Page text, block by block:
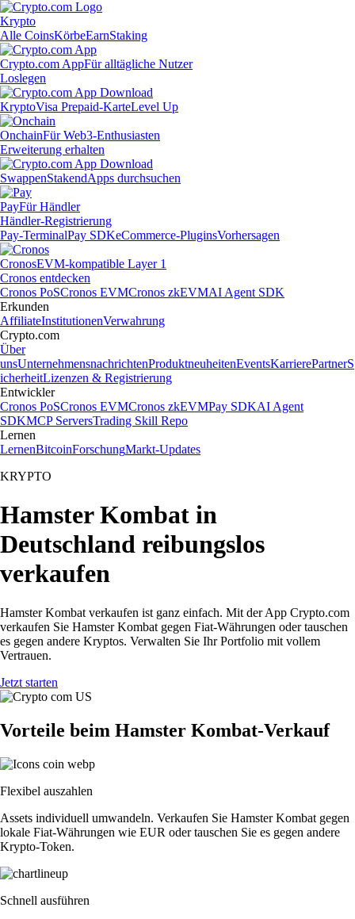
Krypto
Alle CoinsKörbeEarnStaking
Crypto.com AppFür alltägliche Nutzer
Loslegen
KryptoVisa Prepaid-KarteLevel Up
OnchainFür Web3-Enthusiasten
Erweiterung erhalten
SwappenStakendApps durchsuchen
PayFür Händler
Händler-Registrierung
Pay-TerminalPay SDKeCommerce-PluginsVorhersagen
CronosEVM-kompatible Layer 1
Cronos entdecken
Cronos PoSCronos EVMCronos zkEVMAI Agent SDK
Erkunden
AffiliateInstitutionenVerwahrung
Crypto.com
Über
unsUnternehmensnachrichtenProduktneuheitenEventsKarrierePartnerS
icherheitLizenzen & Registrierung
Entwickler
Cronos PoSCronos EVMCronos zkEVMPay SDKAI Agent
SDKMCP ServersTrading Skill Repo
Lernen
LernenBitcoinForschungMarkt-Updates
KRYPTO
Hamster Kombat in
Deutschland reibungslos
verkaufen
Hamster Kombat verkaufen ist ganz einfach. Mit der App Crypto.com
verkaufen Sie Hamster Kombat gegen Fiat-Währungen oder tauschen
es gegen andere Kryptos. Verwalten Sie Ihr Portfolio mit vollem
Vertrauen.
Jetzt starten
Vorteile beim Hamster Kombat-Verkauf
Flexibel auszahlen
Assets individuell umwandeln. Verkaufen Sie Hamster Kombat gegen
lokale Fiat-Währungen wie EUR oder tauschen Sie es gegen andere
Krypto-Token.
Schnell ausführen